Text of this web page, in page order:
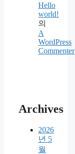
Hello
world!
의
A
WordPress
Commenter
Archives
2026
년 5
월